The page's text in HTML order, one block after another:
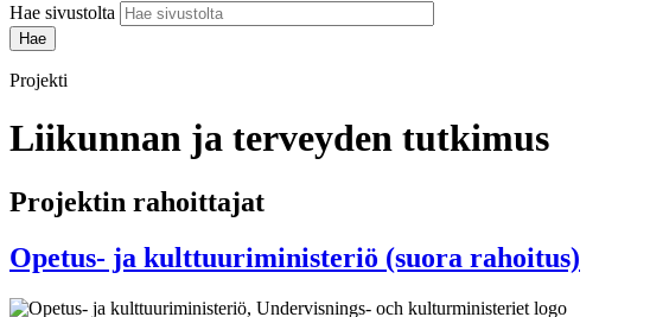
Hae sivustolta
Projekti
Liikunnan ja terveyden tutkimus
Projektin rahoittajat
Opetus- ja kulttuuriministeriö (suora rahoitus)